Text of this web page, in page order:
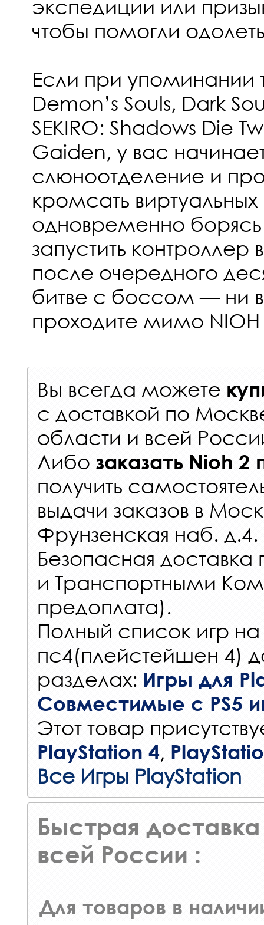
экспедиции или
чтобы помогли
Если при упоминании
Demon’s Souls, Dark
SEKIRO: Shadows Die
Gaiden, у вас
слюноотделение и
кромсать виртуальных
одновременно
запустить контроллер
после очередного
битве с боссом — ни
проходите мимо NIOH
Вы всегда можете
с доставкой по
области и всей
Либо заказать Nioh 2
получить
выдачи заказов в
Фрунзенская наб. д.4.
Безопасная
и Транспортными
предоплата).
Полный список игр на
пс4(плейстейшен 4)
разделах: Игры для
Совместимые с PS5
Этот товар
PlayStation 4,
Все Игры PlayStation
Быстрая доставка
всей России :
Для товаров в